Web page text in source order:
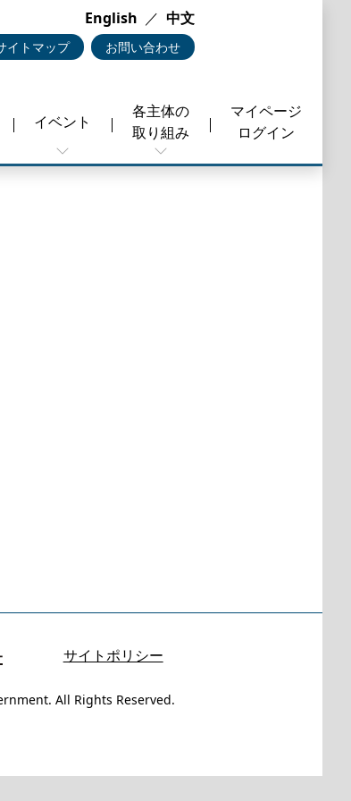
English ／ 中文
イトマップ お問い合わせ
イベント
各主体の
取り組み
マイページ
ログイン
サイトポリシー
All Rights Reserved.